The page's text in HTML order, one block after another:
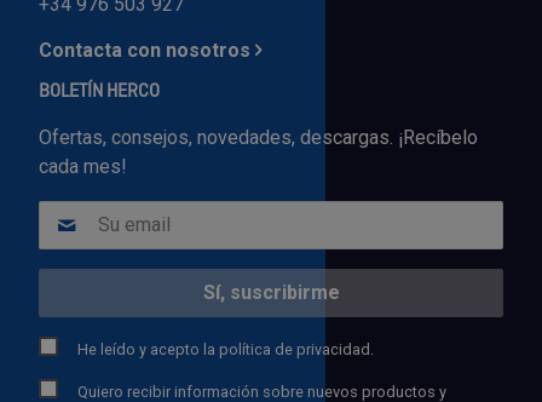
Contacta con nosotros
BOLETÍN HERCO
Ofertas, consejos, novedades, descargas. ¡Recíbelo
cada mes!
He leído y acepto la política de privacidad.
Quiero recibir información sobre nuevos productos y